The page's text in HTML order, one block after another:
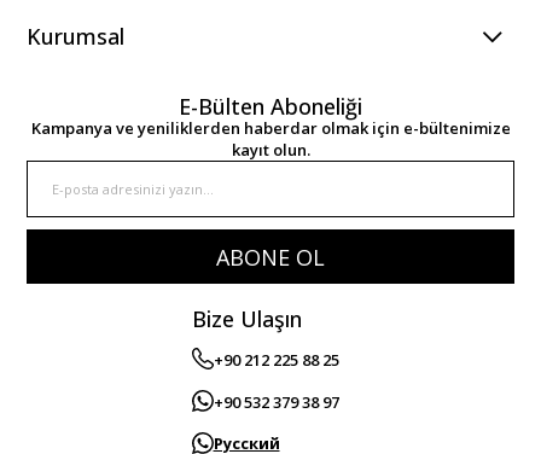
Kurumsal
E-Bülten Aboneliği
Kampanya ve yeniliklerden haberdar olmak için e-bültenimize
kayıt olun.
ABONE OL
Bize Ulaşın
+90 212 225 88 25
+90 532 379 38 97
Русский